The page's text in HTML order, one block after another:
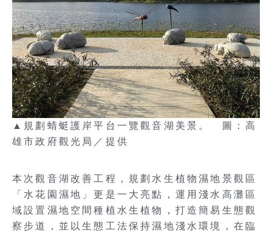
▲規劃蜻蜓護岸平台一覽觀音湖美景。 圖：高
雄市政府觀光局／提供
本次觀音湖改善工程，規劃水生植物濕地景觀區
「水花園濕地」更是一大亮點，運用淺水高灘區
域設置濕地空間種植水生植物，打造簡易生態觀
察步道，並以生態工法保持濕地淺水環境，在臨